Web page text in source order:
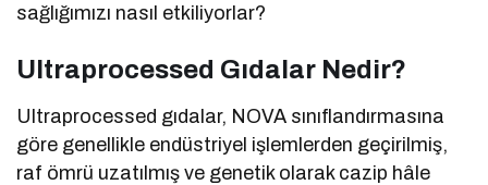
sağlığımızı nasıl etkiliyorlar?
Ultraprocessed Gıdalar Nedir?
Ultraprocessed gıdalar, NOVA sınıflandırmasına
göre genellikle endüstriyel işlemlerden geçirilmiş,
raf ömrü uzatılmış ve genetik olarak cazip hâle